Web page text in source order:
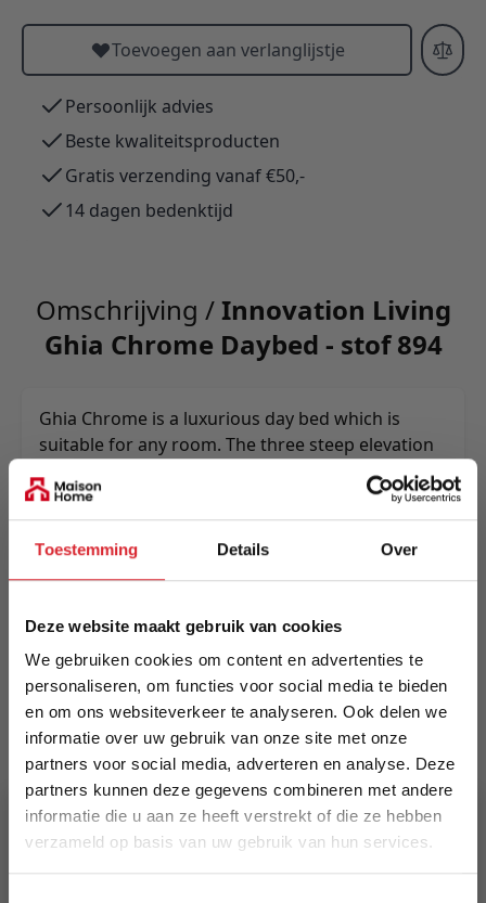
Toestemming Details Over
Deze website maakt gebruik van cookies
We gebruiken cookies om content en advertenties te
personaliseren, om functies voor social media te bieden
en om ons websiteverkeer te analyseren. Ook delen we
informatie over uw gebruik van onze site met onze
partners voor social media, adverteren en analyse. Deze
partners kunnen deze gegevens combineren met andere
informatie die u aan ze heeft verstrekt of die ze hebben
verzameld op basis van uw gebruik van hun services.
Toevoegen aan verlanglijstje
Persoonlijk advies
Beste kwaliteitsproducten
Gratis verzending vanaf €50,-
14 dagen bedenktijd
Omschrijving /Innovation Living
Ghia Chrome Daybed - stof 894
Ghia Chrome is a luxurious day bed which is
suitable for any room. The three steep elevation
in each side in combination with its pocket spring
mattress provides the Ghia daybed with great
individual comfort as everyday day lounger.
Merk
Innovation Living
EAN
5700110946506
Prijs
€ 1.475,00